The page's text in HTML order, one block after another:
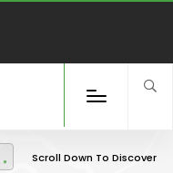
Scroll Down To Discover